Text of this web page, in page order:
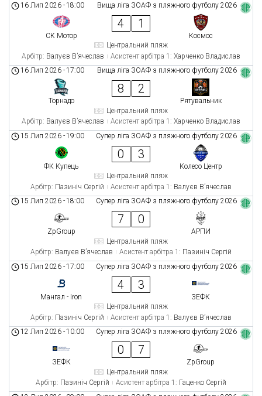
Вища ліга ЗОАФ з пляжного футболу 2026
16 Лип 2026 -18:00
СК Мотор
4 1
Космос
Центральний пляж
Арбітр: Валуєв В’ячеслав Асистент арбітра 1: Харченко Владислав
Вища ліга ЗОАФ з пляжного футболу 2026
16 Лип 2026 -17:00
Торнадо
8 2
Рятувальник
Центральний пляж
Арбітр: Валуєв В’ячеслав Асистент арбітра 1: Харченко Владислав
Супер ліга ЗОАФ з пляжного футболу 2026
15 Лип 2026 -19:00
ФК Купець
0 3
Колесо Центр
Центральний пляж
Арбітр: Пазиніч Сергій Асистент арбітра 1: Валуєв В’ячеслав
Супер ліга ЗОАФ з пляжного футболу 2026
15 Лип 2026 -18:00
ZpGroup
7 0
АРПИ
Центральний пляж
Арбітр: Валуєв В’ячеслав Асистент арбітра 1: Пазиніч Сергій
Супер ліга ЗОАФ з пляжного футболу 2026
15 Лип 2026 -17:00
Мангал - Iron
4 3
ЗЕФК
Центральний пляж
Арбітр: Пазиніч Сергій Асистент арбітра 1: Валуєв В’ячеслав
Супер ліга ЗОАФ з пляжного футболу 2026
12 Лип 2026 -10:00
ЗЕФК
0 7
ZpGroup
Центральний пляж
Арбітр: Пазиніч Сергій Асистент арбітра 1: Гаценко Сергій